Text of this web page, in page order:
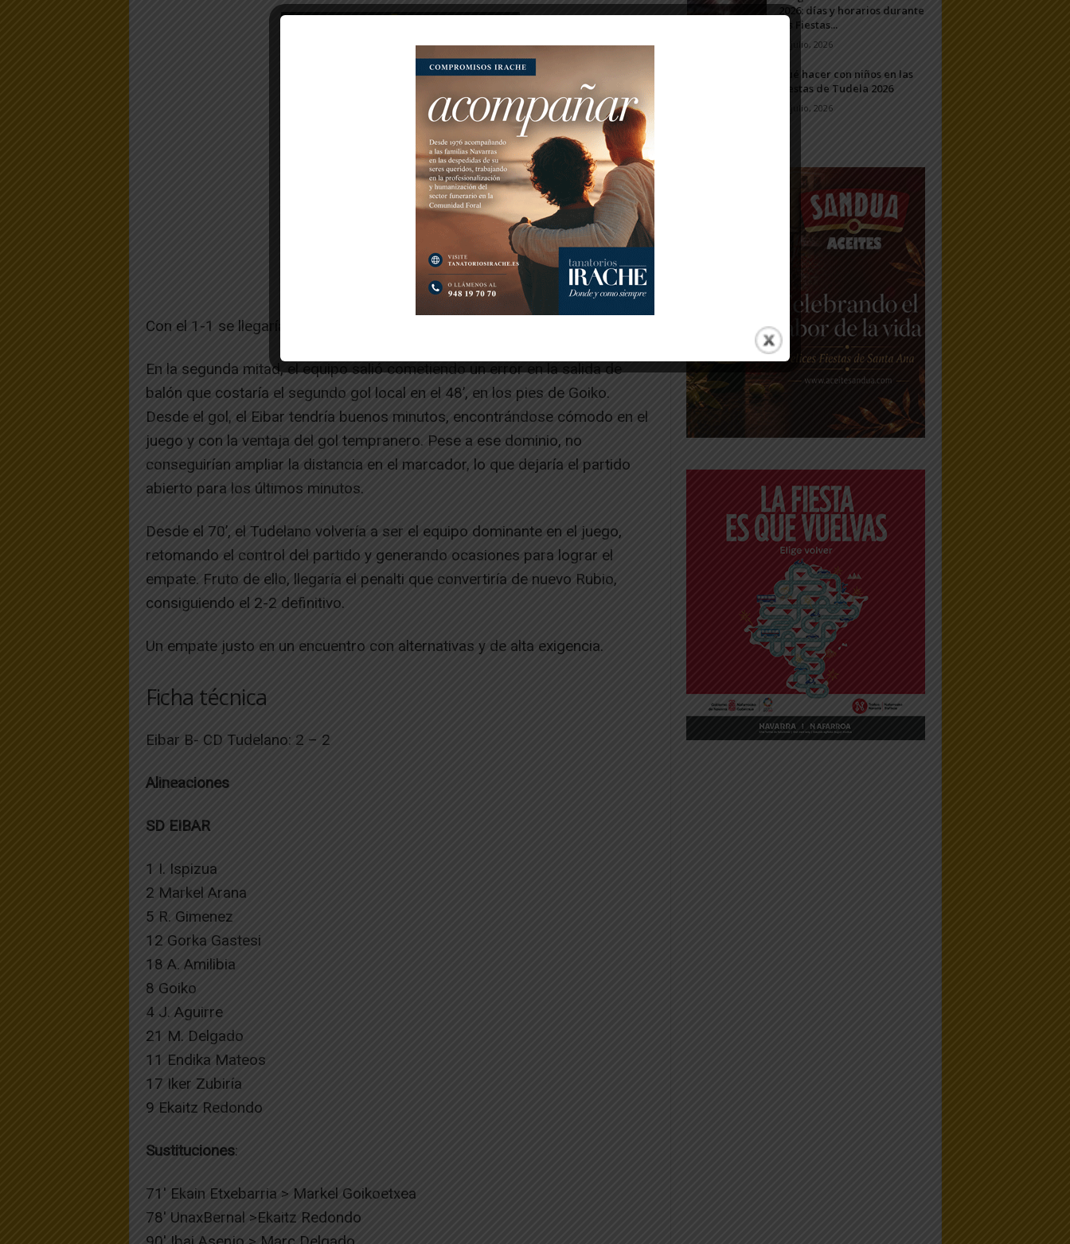
Con el 1-1 se llegaría al término de la primera mitad.
En la segunda mitad, el equipo salió cometiendo un error en la salida de
balón que costaría el segundo gol local en el 48’, en los pies de Goiko.
Desde el gol, el Eibar tendría buenos minutos, encontrándose cómodo en el
juego y con la ventaja del gol tempranero. Pese a ese dominio, no
conseguirían ampliar la distancia en el marcador, lo que dejaría el partido
abierto para los últimos minutos.
Desde el 70’, el Tudelano volvería a ser el equipo dominante en el juego,
retomando el control del partido y generando ocasiones para lograr el
empate. Fruto de ello, llegaría el penalti que convertiría de nuevo Rubio,
consiguiendo el 2-2 definitivo.
Un empate justo en un encuentro con alternativas y de alta exigencia.
Ficha técnica
Eibar B- CD Tudelano: 2 – 2
Alineaciones
SD EIBAR
1 I. Ispizua
2 Markel Arana
5 R. Gimenez
12 Gorka Gastesi
18 A. Amilibia
8 Goiko
4 J. Aguirre
21 M. Delgado
11 Endika Mateos
17 Iker Zubiría
9 Ekaitz Redondo
Sustituciones:
71′ Ekain Etxebarria > Markel Goikoetxea
78′ UnaxBernal >Ekaitz Redondo
2026: días y horarios durante
las Fiestas...
24 julio, 2026
Qué hacer con niños en las
Fiestas de Tudela 2026
23 julio, 2026